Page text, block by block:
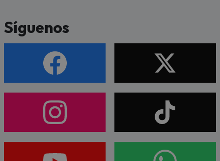
Síguenos